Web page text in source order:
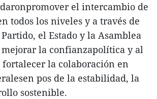
el intercambio de
todos los niveles y a través de
el Estado y la Asamblea
la confianzapolítica y al
la colaboración en
pos de la estabilidad, la
sostenible.